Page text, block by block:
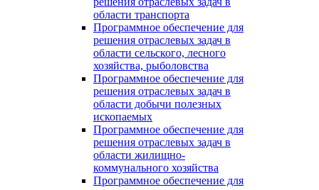
области транспорта
Программное обеспечение для
решения отраслевых задач в
области сельского, лесного
хозяйства, рыболовства
Программное обеспечение для
решения отраслевых задач в
области добычи полезных
ископаемых
Программное обеспечение для
решения отраслевых задач в
области жилищно-
коммунального хозяйства
Программное обеспечение для